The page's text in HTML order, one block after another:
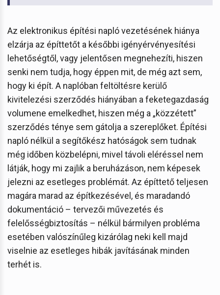
Az elektronikus építési napló vezetésének hiánya
elzárja az építtetőt a későbbi igényérvényesítési
lehetőségtől, vagy jelentősen megnehezíti, hiszen
senki nem tudja, hogy éppen mit, de még azt sem,
hogy ki épít. A naplóban feltöltésre kerülő
kivitelezési szerződés hiányában a feketegazdaság
volumene emelkedhet, hiszen még a „közzétett”
szerződés ténye sem gátolja a szereplőket. Építési
napló nélkül a segítőkész hatóságok sem tudnak
még időben közbelépni, mivel távoli eléréssel nem
látják, hogy mi zajlik a beruházáson, nem képesek
jelezni az esetleges problémát. Az építtető teljesen
magára marad az építkezésével, és maradandó
dokumentáció – tervezői művezetés és
felelősségbiztosítás – nélkül bármilyen probléma
esetében valószínűleg kizárólag neki kell majd
viselnie az esetleges hibák javításának minden
terhét is.